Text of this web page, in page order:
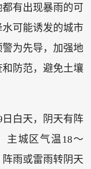
有出现暴雨的可
可能诱发的城市
为先导，加强地
防范，避免土壤
白天，阴天有阵
主城区气温18～
雨或雷雨转阴天